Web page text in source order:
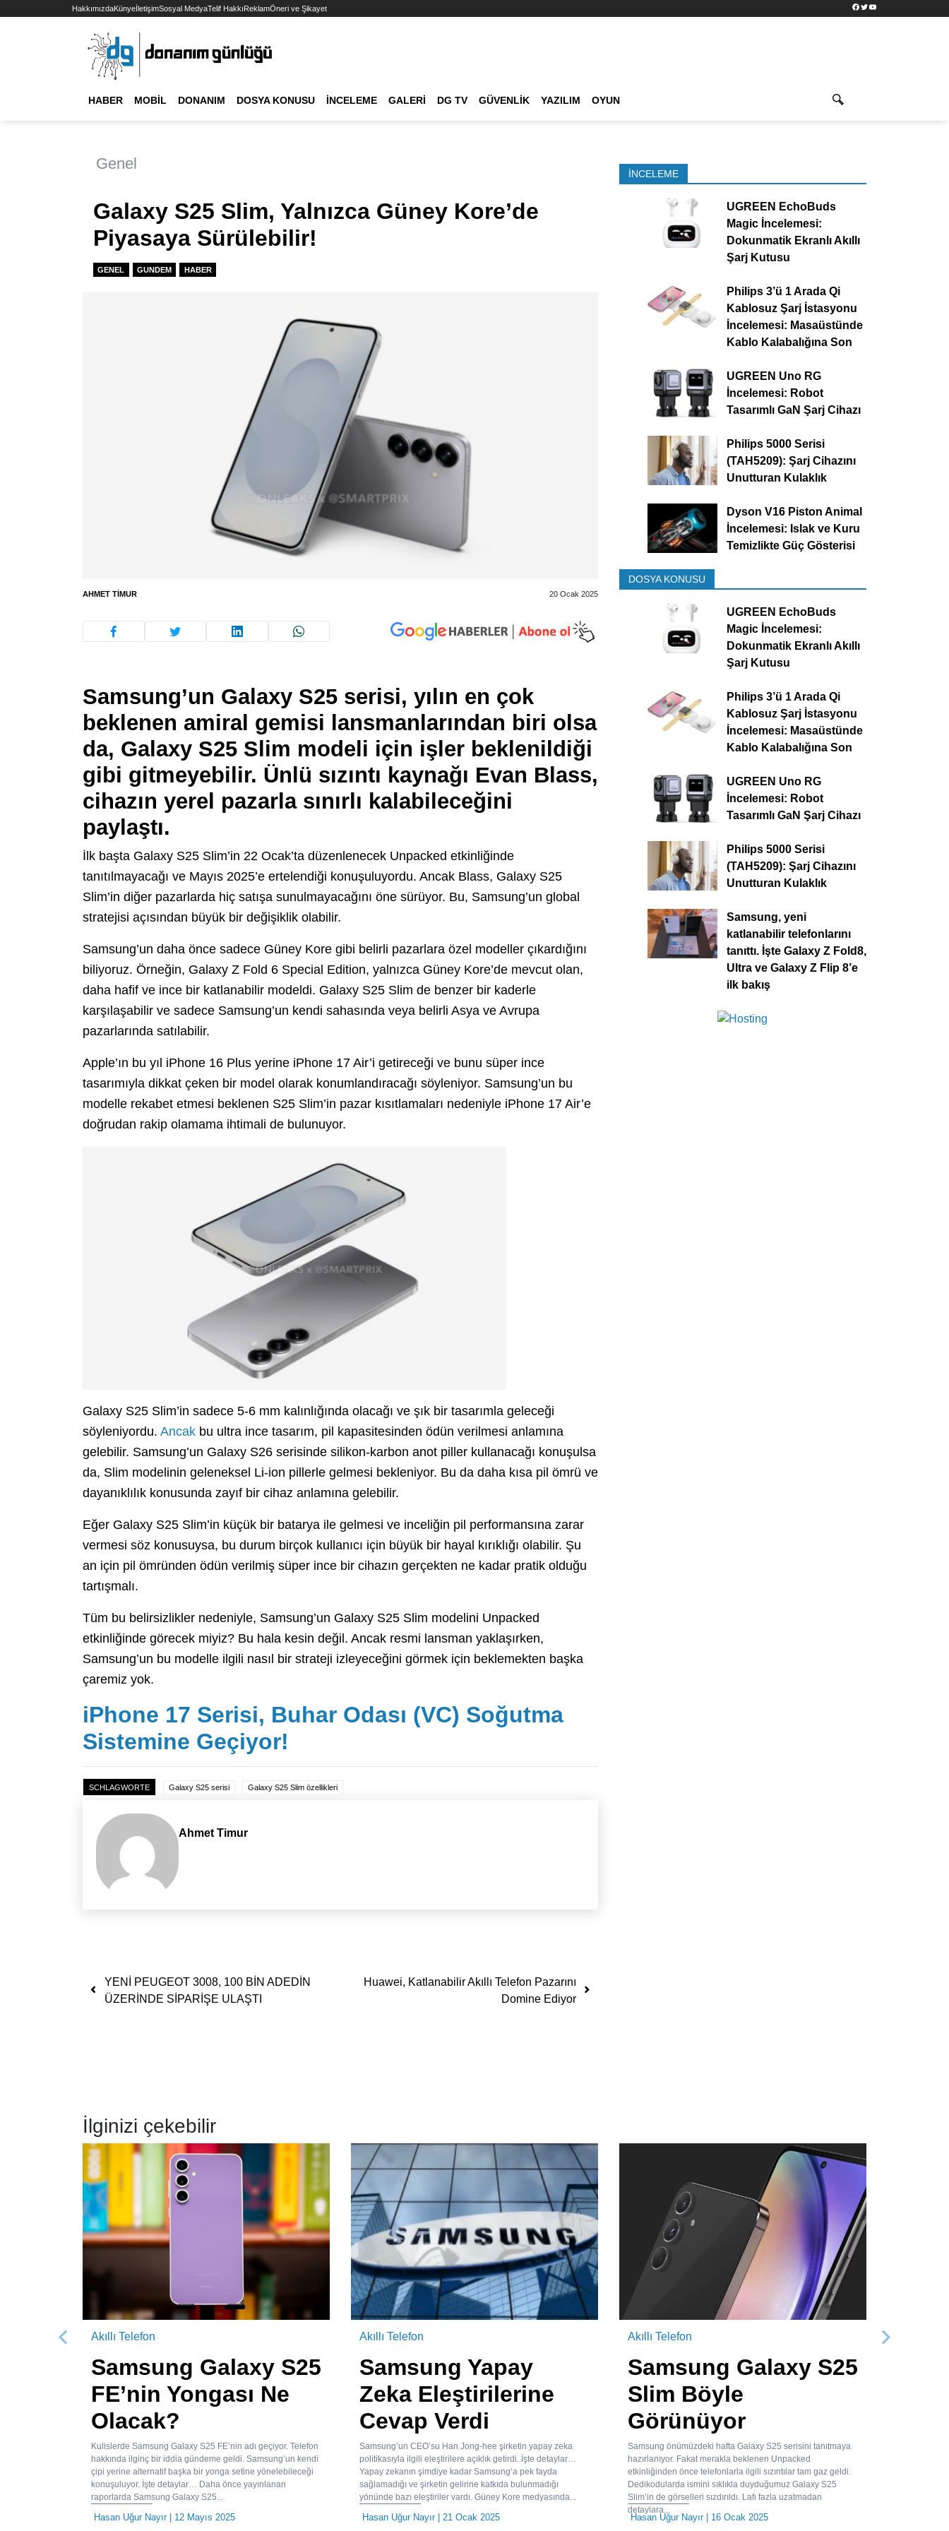
HakkımızdaKünyeİletişimSosyal MedyaTelif HakkıReklamÖneri ve Şikayet Facebook
TwitterYouTube
HABER MOBIL DONANIM DOSYA KONUSU İNCELEME GALERI DG TV GÜVENLIK YAZILIM OYUN
Genel
Galaxy S25 Slim, Yalnızca Güney Kore’de
Piyasaya Sürülebilir!
GENEL GUNDEM HABER
AHMET TIMUR 20 Ocak 2025
Samsung’un Galaxy S25 serisi, yılın en çok
beklenen amiral gemisi lansmanlarından biri olsa
da, Galaxy S25 Slim modeli için işler beklenildiği
gibi gitmeyebilir. Ünlü sızıntı kaynağı Evan Blass,
cihazın yerel pazarla sınırlı kalabileceğini
paylaştı.
İlk başta Galaxy S25 Slim’in 22 Ocak’ta düzenlenecek Unpacked etkinliğinde
tanıtılmayacağı ve Mayıs 2025’e ertelendiği konuşuluyordu. Ancak Blass, Galaxy S25
Slim’in diğer pazarlarda hiç satışa sunulmayacağını öne sürüyor. Bu, Samsung’un global
stratejisi açısından büyük bir değişiklik olabilir.
Samsung’un daha önce sadece Güney Kore gibi belirli pazarlara özel modeller çıkardığını
biliyoruz. Örneğin, Galaxy Z Fold 6 Special Edition, yalnızca Güney Kore’de mevcut olan,
daha hafif ve ince bir katlanabilir modeldi. Galaxy S25 Slim de benzer bir kaderle
karşılaşabilir ve sadece Samsung’un kendi sahasında veya belirli Asya ve Avrupa
pazarlarında satılabilir.
Apple’ın bu yıl iPhone 16 Plus yerine iPhone 17 Air’i getireceği ve bunu süper ince
tasarımıyla dikkat çeken bir model olarak konumlandıracağı söyleniyor. Samsung’un bu
modelle rekabet etmesi beklenen S25 Slim’in pazar kısıtlamaları nedeniyle iPhone 17 Air’e
doğrudan rakip olamama ihtimali de bulunuyor.
Galaxy S25 Slim’in sadece 5-6 mm kalınlığında olacağı ve şık bir tasarımla geleceği
söyleniyordu. Ancak bu ultra ince tasarım, pil kapasitesinden ödün verilmesi anlamına
gelebilir. Samsung’un Galaxy S26 serisinde silikon-karbon anot piller kullanacağı konuşulsa
da, Slim modelinin geleneksel Li-ion pillerle gelmesi bekleniyor. Bu da daha kısa pil ömrü ve
dayanıklılık konusunda zayıf bir cihaz anlamına gelebilir.
Eğer Galaxy S25 Slim’in küçük bir batarya ile gelmesi ve inceliğin pil performansına zarar
vermesi söz konusuysa, bu durum birçok kullanıcı için büyük bir hayal kırıklığı olabilir. Şu
an için pil ömründen ödün verilmiş süper ince bir cihazın gerçekten ne kadar pratik olduğu
tartışmalı.
Tüm bu belirsizlikler nedeniyle, Samsung’un Galaxy S25 Slim modelini Unpacked
etkinliğinde görecek miyiz? Bu hala kesin değil. Ancak resmi lansman yaklaşırken,
Samsung’un bu modelle ilgili nasıl bir strateji izleyeceğini görmek için beklemekten başka
çaremiz yok.
iPhone 17 Serisi, Buhar Odası (VC) Soğutma
Sistemine Geçiyor!
SCHLAGWORTE Galaxy S25 serisi Galaxy S25 Slim özellikleri
Ahmet Timur
Yazı dolaşımı
YENİ PEUGEOT 3008, 100 BİN ADEDİN
ÜZERİNDE SİPARİŞE ULAŞTI
Huawei, Katlanabilir Akıllı Telefon Pazarını
Domine Ediyor
İNCELEME
UGREEN EchoBuds
Magic İncelemesi:
Dokunmatik Ekranlı Akıllı
Şarj Kutusu
Philips 3’ü 1 Arada Qi
Kablosuz Şarj İstasyonu
İncelemesi: Masaüstünde
Kablo Kalabalığına Son
UGREEN Uno RG
İncelemesi: Robot
Tasarımlı GaN Şarj Cihazı
Philips 5000 Serisi
(TAH5209): Şarj Cihazını
Unutturan Kulaklık
Dyson V16 Piston Animal
İncelemesi: Islak ve Kuru
Temizlikte Güç Gösterisi
DOSYA KONUSU
UGREEN EchoBuds
Magic İncelemesi:
Dokunmatik Ekranlı Akıllı
Şarj Kutusu
Philips 3’ü 1 Arada Qi
Kablosuz Şarj İstasyonu
İncelemesi: Masaüstünde
Kablo Kalabalığına Son
UGREEN Uno RG
İncelemesi: Robot
Tasarımlı GaN Şarj Cihazı
Philips 5000 Serisi
(TAH5209): Şarj Cihazını
Unutturan Kulaklık
Samsung, yeni
katlanabilir telefonlarını
tanıttı. İşte Galaxy Z Fold8,
Ultra ve Galaxy Z Flip 8’e
ilk bakış
İlginizi çekebilir
Akıllı Telefon
Samsung Galaxy S25
FE’nin Yongası Ne
Olacak?
Kulislerde Samsung Galaxy S25 FE’nin adı geçiyor. Telefon
hakkında ilginç bir iddia gündeme geldi. Samsung’un kendi
çipi yerine alternatif başka bir yonga setine yönelebileceği
konuşuluyor. İşte detaylar… Daha önce yayınlanan
raporlarda Samsung Galaxy S25...
Hasan Uğur Nayır| 12 Mayıs 2025
Akıllı Telefon
Samsung Yapay
Zeka Eleştirilerine
Cevap Verdi
Samsung’un CEO’su Han Jong-hee şirketin yapay zeka
politikasıyla ilgili eleştirilere açıklık getirdi. İşte detaylar…
Yapay zekanın şimdiye kadar Samsung‘a pek fayda
sağlamadığı ve şirketin gelirine katkıda bulunmadığı
yönünde bazı eleştiriler vardı. Güney Kore medyasında...
Hasan Uğur Nayır| 21 Ocak 2025
Akıllı Telefon
Samsung Galaxy S25
Slim Böyle
Görünüyor
Samsung önümüzdeki hafta Galaxy S25 serisini tanıtmaya
hazırlanıyor. Fakat merakla beklenen Unpacked
etkinliğinden önce telefonlarla ilgili sızıntılar tam gaz geldi.
Dedikodularda ismini sıklıkla duyduğumuz Galaxy S25
Slim’in de görselleri sızdırıldı. Lafı fazla uzatmadan
detaylara...
Hasan Uğur Nayır| 16 Ocak 2025
Önceki Sonraki